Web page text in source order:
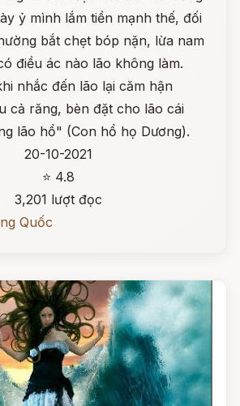
ỷ mình lắm tiền mạnh thế, đối
bắt chẹt bóp nặn, lừa nam
điều ác nào lão không làm.
nhắc đến lão lại căm hận
cả răng, bèn đặt cho lão cái
lão hổ" (Con hổ họ Dương).
20-10-2021
⭐ 4.8
3,201 lượt đọc
Quốc